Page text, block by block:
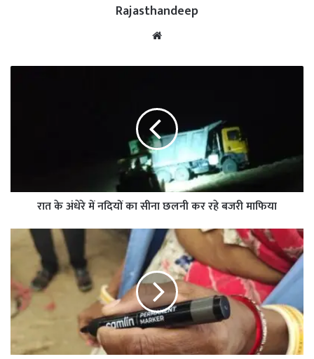
Rajasthandeep
रात के अंधेरे में नदियों का सीना छलनी कर रहे बजरी माफिया